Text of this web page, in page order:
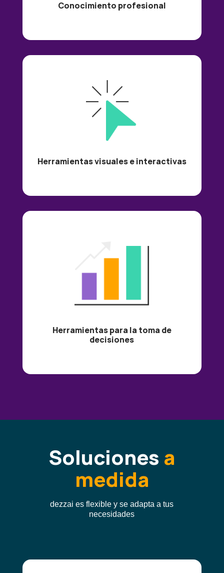
Conocimiento profesional
Herramientas visuales e interactivas
Herramientas para la toma de
decisiones
Soluciones a
medida
dezzai es flexible y se adapta a tus
necesidades